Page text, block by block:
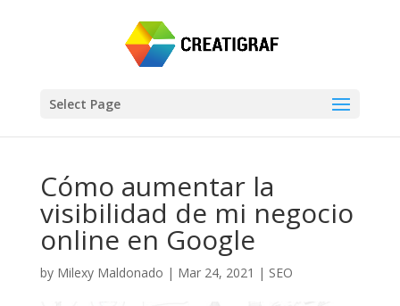
Select Page
Cómo aumentar la
visibilidad de mi negocio
online en Google
by Milexy Maldonado | Mar 24, 2021 | SEO